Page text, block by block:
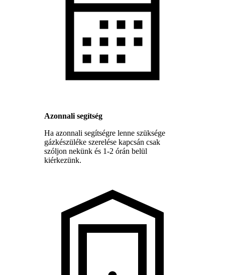
Azonnali segítség
Ha azonnali segítségre lenne szüksége
gázkészüléke szerelése kapcsán csak
szóljon nekünk és 1-2 órán belül
kiérkezünk.